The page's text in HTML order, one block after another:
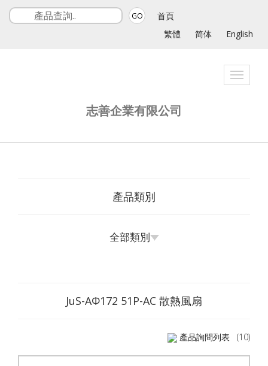
GO
首頁
繁體
简体 English
Toggle
志善企業有限公司
產品類別
全部類別
JuS-AΦ172 51P-AC 散熱風扇
產品詢問列表 (10)